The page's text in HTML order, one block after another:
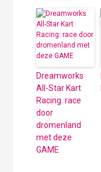
Dreamworks
All-Star Kart
Racing: race
door
dromenland
met deze
GAME